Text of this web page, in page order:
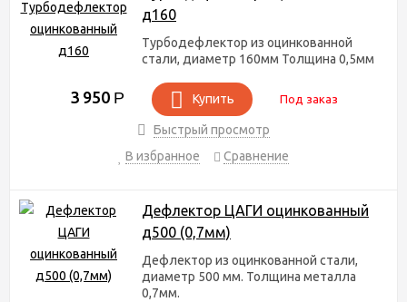
д160
Турбодефлектор из оцинкованной
стали, диаметр 160мм Толщина 0,5мм
3 950 Р Купить Под заказ
Быстрый просмотр
В избранное
Сравнение
Дефлектор ЦАГИ оцинкованный
д500 (0,7мм)
Дефлектор из оцинкованной стали,
диаметр 500 мм. Толщина металла
0,7мм.